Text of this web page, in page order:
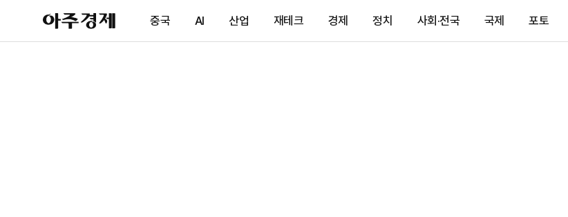
아
주
제
중국 AI 산업 재테크 경제 정치 사회·전국 국제 포토